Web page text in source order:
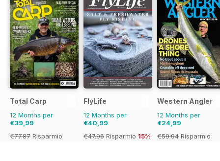
Total Carp
12 Months per
€39,99
€77.87 Risparmio
FlyLife
12 Months per
€40,99
€47.96 Risparmio 15%
Western Angler
12 Months per
€24,99
€59.94 Risparmio